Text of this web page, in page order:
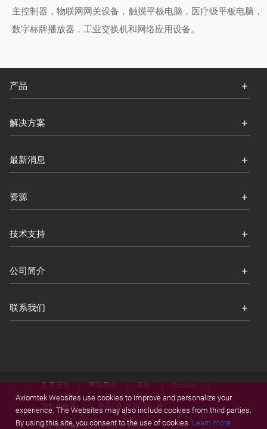
主控制器，物联网网关设备，触摸平板电脑，医疗级平板电脑，
数字标牌播放器，工业交换机和网络应用设备。
产品
解决方案
最新消息
资源
技术支持
公司简介
联系我们
隐私权政策 粤ICP备18062057号
粤公网安备44030902002770号
Axiomtek Websites use cookies to improve and personalize your
experience. The Websites may also include cookies from third parties.
By using this site, you consent to the use of cookies. Learn more.